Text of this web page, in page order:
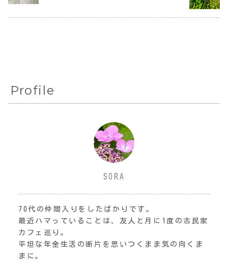
にして...
Profile
SORA
70代の仲間入りをしたばかりです。
最近ハマっていることは、友人と月に1度の古民家
カフェ巡り。
平坦な年金生活の断片を思いつくまま気の向くま
まに。